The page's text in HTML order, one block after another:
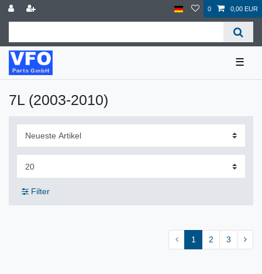
0 0,00 EUR
☰
7L (2003-2010)
Filter
1 2 3